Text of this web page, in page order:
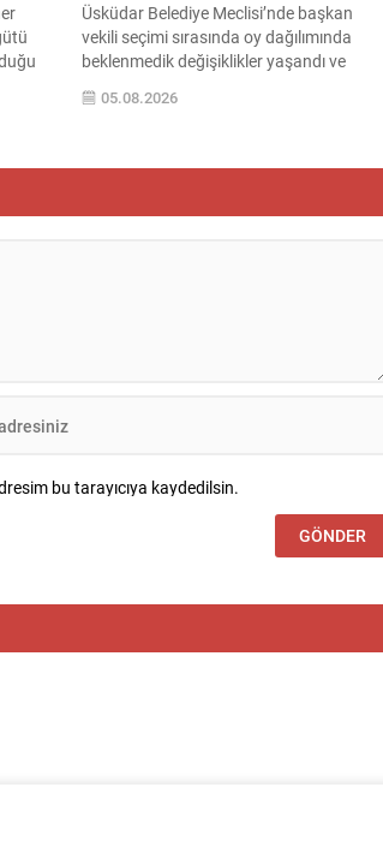
Üsküdar Belediye Meclisi’nde başkan
vekili seçimi sırasında oy dağılımında
beklenmedik değişiklikler yaşandı ve
meclis oturumunda gergin anlar oluştu.
Soruşturma kapsamında görevden
05.08.2026
bu tarayıcıya kaydedilsin.